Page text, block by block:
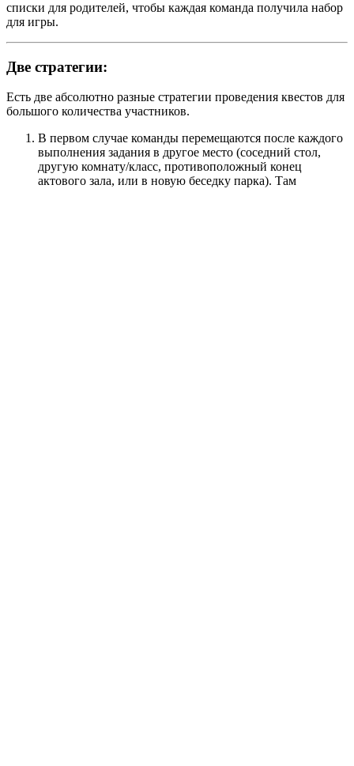
списки для родителей, чтобы каждая команда получила набор
для игры.
Две стратегии:
Есть две абсолютно разные стратегии проведения квестов для
большого количества участников.
В первом случае команды перемещаются после каждого
выполнения задания в другое место (соседний стол,
другую комнату/класс, противоположный конец
актового зала, или в новую беседку парка). Там